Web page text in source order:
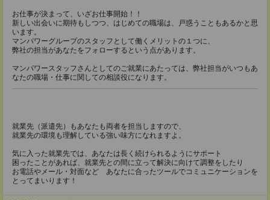
お仕事が決まって、いざお仕事開始！！
新しい出会いに期待もしつつ、はじめての職場は、戸惑うこともあるかと思
います。
マンパワーグループのスタッフとして働くメリットの１つに、
弊社の担当があなたをフォローするという点があります。
マンパワースタッフさんとしてのご就業にあたっては、弊社担当がいつもあ
なたの職場・仕事に関しての相談役になります。
就業先（派遣先）もあなたも両者を担当しますので、
就業先の環境も理解している強い味方になれますよ。
気に入った就業先では、あなたは長く続けられるようにサポート
困ったことがあれば、就業先との間に立って解決に向けて調整をしたり
お電話やメール・対面など あなたに合ったツールでコミュニケーションを
とってまいります！